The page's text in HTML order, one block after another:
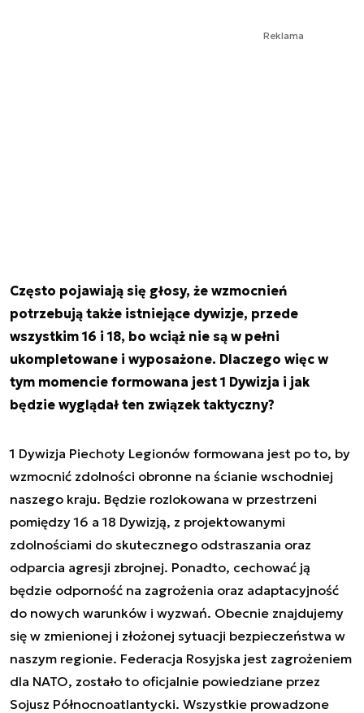
Reklama
Często pojawiają się głosy, że wzmocnień
potrzebują także istniejące dywizje, przede
wszystkim 16 i 18, bo wciąż nie są w pełni
ukompletowane i wyposażone. Dlaczego więc w
tym momencie formowana jest 1 Dywizja i jak
będzie wyglądał ten związek taktyczny?
1 Dywizja Piechoty Legionów formowana jest po to, by
wzmocnić zdolności obronne na ścianie wschodniej
naszego kraju. Będzie rozlokowana w przestrzeni
pomiędzy 16 a 18 Dywizją, z projektowanymi
zdolnościami do skutecznego odstraszania oraz
odparcia agresji zbrojnej. Ponadto, cechować ją
będzie odporność na zagrożenia oraz adaptacyjność
do nowych warunków i wyzwań. Obecnie znajdujemy
się w zmienionej i złożonej sytuacji bezpieczeństwa w
naszym regionie. Federacja Rosyjska jest zagrożeniem
dla NATO, zostało to oficjalnie powiedziane przez
Sojusz Północnoatlantycki. Wszystkie prowadzone